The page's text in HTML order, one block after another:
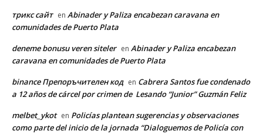
трикс сайт en Abinader y Paliza encabezan caravana en
comunidades de Puerto Plata
deneme bonusu veren siteler en Abinader y Paliza encabezan
caravana en comunidades de Puerto Plata
binance Препоръчителен код en Cabrera Santos fue condenado
a 12 años de cárcel por crimen de Lesando “Junior” Guzmán Feliz
melbet_ykot en Policías plantean sugerencias y observaciones
como parte del inicio de la jornada “Dialoguemos de Policía con